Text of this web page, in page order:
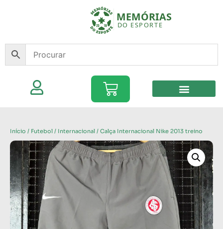
Início / Futebol / Internacional / Calça Internacional Nike 2013 treino